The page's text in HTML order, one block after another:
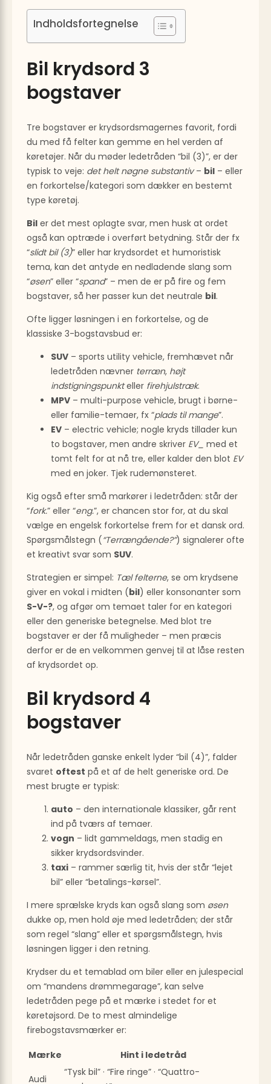
Indholdsfortegnelse
Bil krydsord 3
bogstaver
Tre bogstaver er krydsordsmagernes favorit, fordi
du med få felter kan gemme en hel verden af
køretøjer. Når du møder ledetråden “bil (3)”, er der
typisk to veje: det helt nøgne substantiv– bil – eller
en forkortelse/kategori som dækker en bestemt
type køretøj.
Bil er det mest oplagte svar, men husk at ordet
også kan optræde i overført betydning. Står der fx
“slidt bil (3)” eller har krydsordet et humoristisk
tema, kan det antyde en nedladende slang som
“øsen” eller “spand” – men de er på fire og fem
bogstaver, så her passer kun det neutrale bil.
Ofte ligger løsningen i en forkortelse, og de
klassiske 3-bogstavsbud er:
SUV – sports utility vehicle, fremhævet når
ledetråden nævner terræn, højt
indstigningspunkteller firehjulstræk.
MPV – multi-purpose vehicle, brugt i børne-
eller familie-temaer, fx “plads til mange”.
EV – electric vehicle; nogle kryds tillader kun
to bogstaver, men andre skriver EV_ med et
tomt felt for at nå tre, eller kalder den blot EV
med en joker. Tjek rudemønsteret.
Kig også efter små markører i ledetråden: står der
“fork.” eller “eng.”, er chancen stor for, at du skal
vælge en engelsk forkortelse frem for et dansk ord.
Spørgsmålstegn (“Terrængående?”) signalerer ofte
et kreativt svar som SUV.
Strategien er simpel: Tæl felterne, se om krydsene
giver en vokal i midten (bil) eller konsonanter som
S-V-?, og afgør om temaet taler for en kategori
eller den generiske betegnelse. Med blot tre
bogstaver er der få muligheder – men præcis
derfor er de en velkommen genvej til at låse resten
af krydsordet op.
Bil krydsord 4
bogstaver
Når ledetråden ganske enkelt lyder “bil (4)”, falder
svaret oftest på et af de helt generiske ord. De
mest brugte er typisk:
auto – den internationale klassiker, går rent
ind på tværs af temaer.
vogn – lidt gammeldags, men stadig en
sikker krydsordsvinder.
taxi – rammer særlig tit, hvis der står “lejet
bil” eller “betalings-kørsel”.
I mere sprælske kryds kan også slang som øsen
dukke op, men hold øje med ledetråden; der står
som regel “slang” eller et spørgsmålstegn, hvis
løsningen ligger i den retning.
Krydser du et temablad om biler eller en julespecial
om “mandens drømmegarage”, kan selve
ledetråden pege på et mærke i stedet for et
køretøjsord. De to mest almindelige
firebogstavsmærker er:
Mærke
Hint i ledetråd
Audi
“Tysk bil” · “Fire ringe” · “Quattro-